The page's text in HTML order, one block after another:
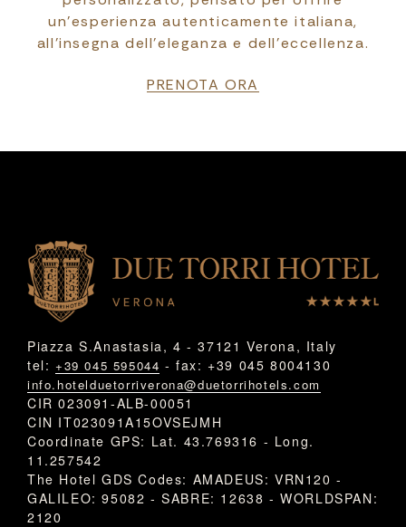
un’esperienza autenticamente italiana,
all’insegna dell’eleganza e dell’eccellenza.
PRENOTA ORA
Piazza S.Anastasia, 4 - 37121 Verona, Italy
tel: +39 045 595044 - fax: +39 045 8004130
info.hotelduetorriverona@duetorrihotels.com
CIR 023091-ALB-00051
CIN IT023091A15OVSEJMH
Coordinate GPS: Lat. 43.769316 - Long.
11.257542
The Hotel GDS Codes: AMADEUS: VRN120 -
GALILEO: 95082 - SABRE: 12638 - WORLDSPAN:
2120